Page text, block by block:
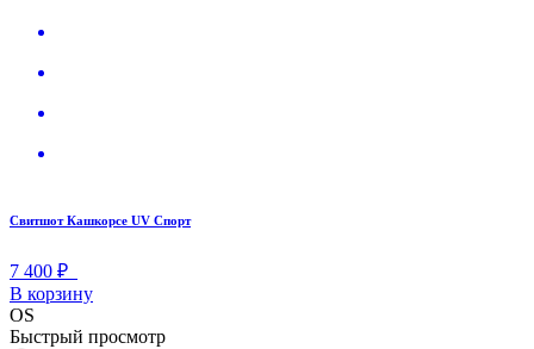
Свитшот Кашкорсе UV Спорт
7 400 ₽
В корзину
OS
Быстрый просмотр